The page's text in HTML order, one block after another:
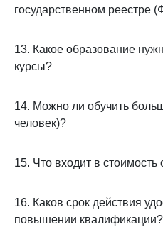
государственном реестре
13. Какое образование
курсы?
14. Можно ли обучить
человек)?
15. Что входит в стоимость
16. Каков срок действия
повышении квалификации?